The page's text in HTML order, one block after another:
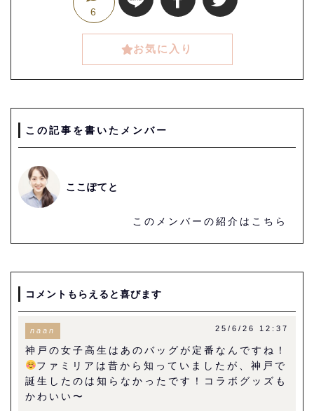
6
お気に入り
この記事を書いたメンバー
ここぽてと
このメンバーの紹介はこちら
コメントもらえると喜びます
naan 25/6/26 12:37
神戸の女子高生はあのバッグが定番なんですね！
ファミリアは昔から知っていましたが、神戸で
誕生したのは知らなかったです！コラボグッズも
かわいい〜